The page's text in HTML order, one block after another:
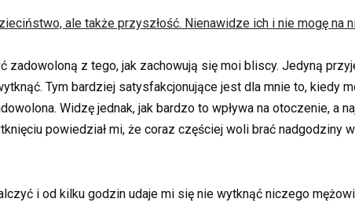
ale także przyszłość. Nienawidze ich i nie mogę na
zadowoloną z tego, jak zachowują się moi bliscy. Jedyną
Tym bardziej satysfakcjonujące jest dla mnie to, kiedy
Widzę jednak, jak bardzo to wpływa na otoczenie, a
powiedział mi, że coraz częściej woli brać
i od kilku godzin udaje mi się nie wytknąć niczego